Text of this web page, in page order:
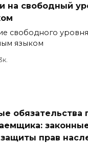
на свободный
свободного
языком
обязательства
прав